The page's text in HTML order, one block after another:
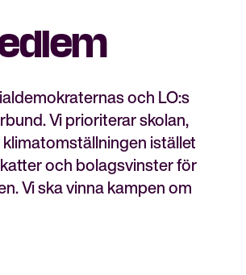
Bli medlem
och LO:s
Vi prioriterar skolan,
istället
och bolagsvinster för
Vi ska vinna kampen om